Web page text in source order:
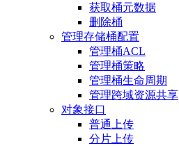
获取桶元数据
删除桶
管理存储桶配置
管理桶ACL
管理桶策略
管理桶生命周期
管理跨域资源共享
对象接口
普通上传
分片上传